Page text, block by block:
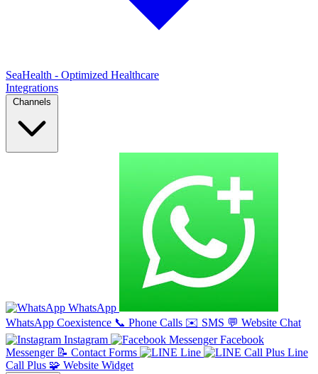
SeaHealth - Optimized Healthcare
Integrations
Channels
WhatsApp
WhatsApp Coexistence 📞 Phone Calls ✉️ SMS 💬 Website Chat
Instagram
Facebook
Messenger 📝 Contact Forms Line
Line
Call Plus 🧩 Website Widget